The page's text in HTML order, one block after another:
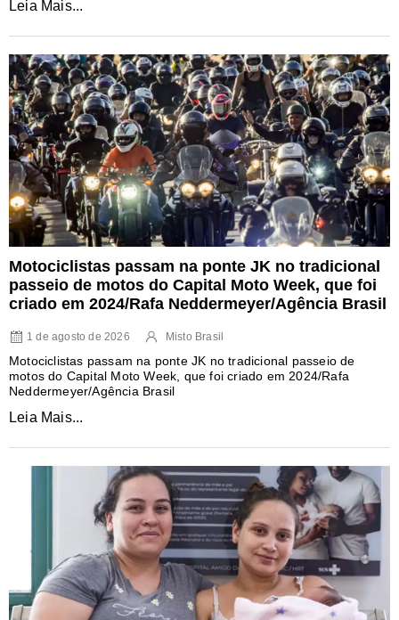
Leia Mais...
Motociclistas passam na ponte JK no tradicional
passeio de motos do Capital Moto Week, que foi
criado em 2024/Rafa Neddermeyer/Agência Brasil
1 de agosto de 2026 Misto Brasil
Motociclistas passam na ponte JK no tradicional passeio de
motos do Capital Moto Week, que foi criado em 2024/Rafa
Neddermeyer/Agência Brasil
Leia Mais...